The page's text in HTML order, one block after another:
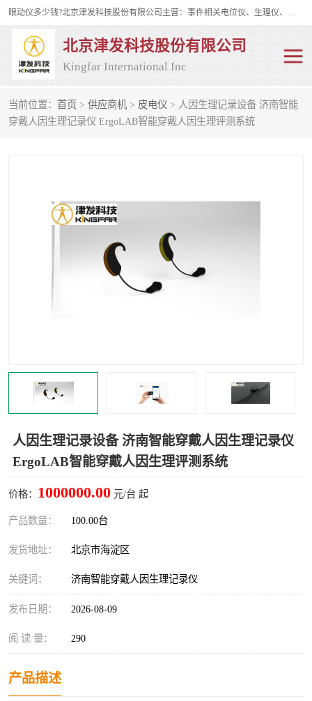
眼动仪多少钱?北京津发科技股份有限公司主营：事件相关电位仪、生理仪、肌电仪、脑电仪、皮电仪、眼动仪；是国家级高新技术企业、科技部认定的科技型中小企业和中关村高新技术企业，具备保密资格，具备自主进出口经营权；自主研发技术、产品与服务荣获多项省部级科学技术奖励、国家发明专利、国家软件著作权和省部级新技术新产品（服务）认证。
北京津发科技股份有限公司
Kingfar International Inc
当前位置： 首页 > 供应商机 > 皮电仪 > 人因生理记录设备 济南智能
穿戴人因生理记录仪 ErgoLAB智能穿戴人因生理评测系统
人因生理记录设备 济南智能穿戴人因生理记录仪
ErgoLAB智能穿戴人因生理评测系统
价格： 1000000.00 元/台 起
产品数量： 100.00台
发货地址： 北京市海淀区
关键词： 济南智能穿戴人因生理记录仪
发布日期： 2026-08-09
阅 读 量： 290
产品描述
皮电仪 脑电仪
行为观察与表情分析
人机交互实验室
神经营销与消费行为实验